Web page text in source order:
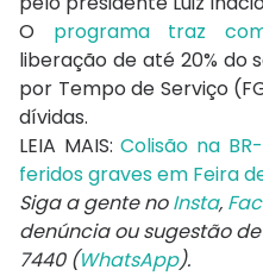
O programa traz
liberação de até 20% do
por Tempo de Serviço
dívidas.
LEIA MAIS:Colisão na
feridos graves em Feira
Siga a gente noInsta,
denúncia ou sugestão
7440 (WhatsApp).